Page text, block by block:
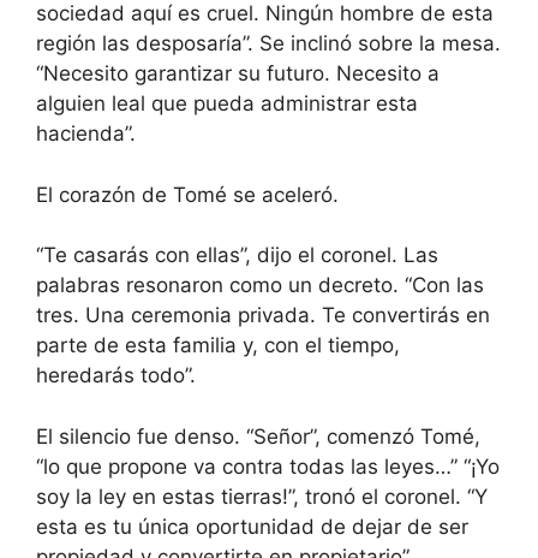
sociedad aquí es cruel. Ningún hombre de esta
región las desposaría”. Se inclinó sobre la mesa.
“Necesito garantizar su futuro. Necesito a
alguien leal que pueda administrar esta
hacienda”.
El corazón de Tomé se aceleró.
“Te casarás con ellas”, dijo el coronel. Las
palabras resonaron como un decreto. “Con las
tres. Una ceremonia privada. Te convertirás en
parte de esta familia y, con el tiempo,
heredarás todo”.
El silencio fue denso. “Señor”, comenzó Tomé,
“lo que propone va contra todas las leyes…” “¡Yo
soy la ley en estas tierras!”, tronó el coronel. “Y
esta es tu única oportunidad de dejar de ser